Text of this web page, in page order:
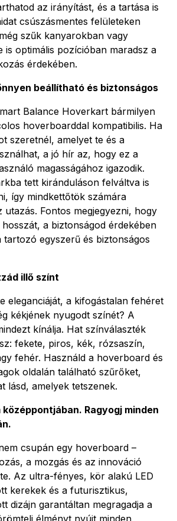
az irányítást, és a tartása is
csúszásmentes felületeken
szűk kanyarokban vagy
is optimális pozícióban maradsz a
érdekében.
beállítható és biztonságos
Balance Hoverkart bármilyen
hoverboarddal kompatibilis. Ha
szeretnél, amelyet te és a
a jó hír az, hogy ez a
magasságához igazodik.
tett kiránduláson felváltva is
így mindkettőtök számára
utazás. Fontos megjegyezni, hogy
a biztonságod érdekében
egyszerű és biztonságos
illő színt
eleganciáját, a kifogástalan fehéret
kékjének nyugodt színét? A
kínálja. Hat színválaszték
fekete, piros, kék, rózsaszín,
fehér. Használd a hoverboard és
oldalán található szűrőket,
lásd, amelyek tetszenek.
Ragyogj minden
csupán egy hoverboard –
a mozgás és az innováció
Az ultra-fényes, kör alakú LED
kerekek és a futurisztikus,
dizájn garantáltan megragadja a